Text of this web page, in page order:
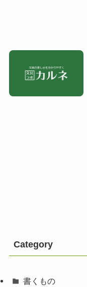
Category
書くもの